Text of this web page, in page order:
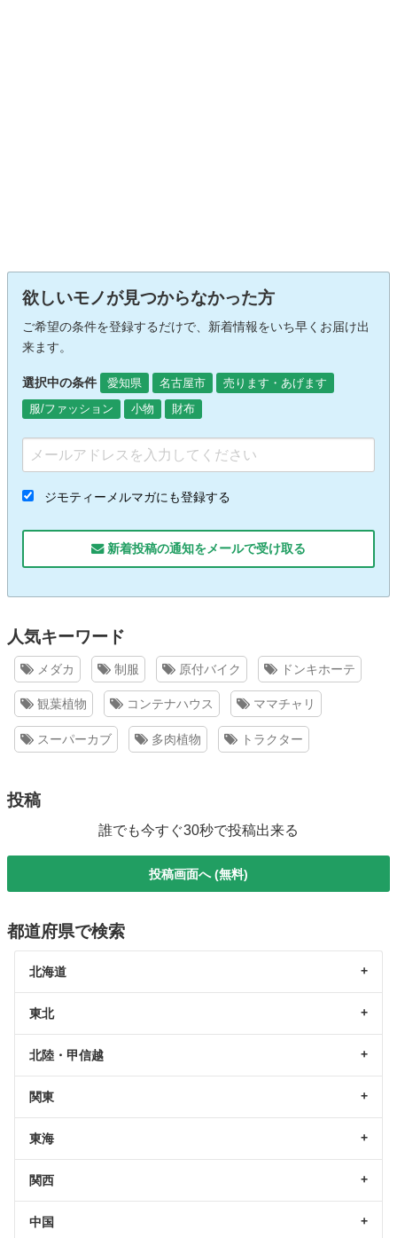
欲しいモノが見つからなかった方
ご希望の条件を登録するだけで、新着情報をいち早くお届け出
来ます。
選択中の条件 愛知県 名古屋市
売ります・あげます
服/ファッション
小物 財布
ジモティーメルマガにも登録する
新着投稿の通知をメールで受け取る
人気キーワード
メダカ 制服 原付バイク ドンキホーテ
観葉植物 コンテナハウス ママチャリ
スーパーカブ 多肉植物 トラクター
投稿
誰でも今すぐ30秒で投稿出来る
投稿画面へ (無料)
都道府県で検索
北海道
東北
北陸・甲信越
関東
東海
関西
中国